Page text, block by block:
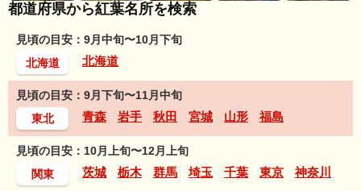
都道府県から紅葉名所を検索
見頃の目安：9月中旬〜10月下旬
北海道
北海道
見頃の目安：9月下旬〜11月中旬
東北
青森 岩手 秋田 宮城 山形 福島
見頃の目安：10月上旬〜12月上旬
関東
茨城 栃木 群馬 埼玉 千葉 東京 神奈川